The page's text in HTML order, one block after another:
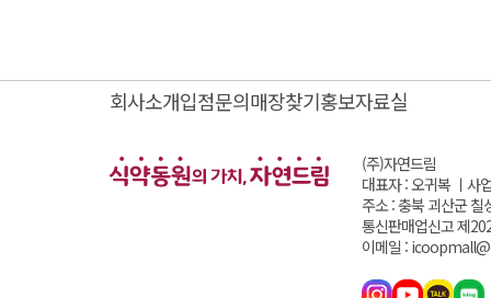
회사소개입점문의매장찾기홍보자료실
(주)자연드림
대표자 : 오귀복 ㅣ 사
주소 : 충북 괴산군 칠
통신판매업신고 제
이메일 :